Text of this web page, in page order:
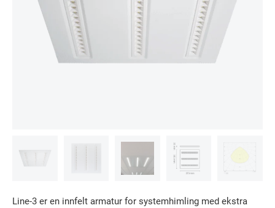
Line-3 er en innfelt armatur for systemhimling med ekstra